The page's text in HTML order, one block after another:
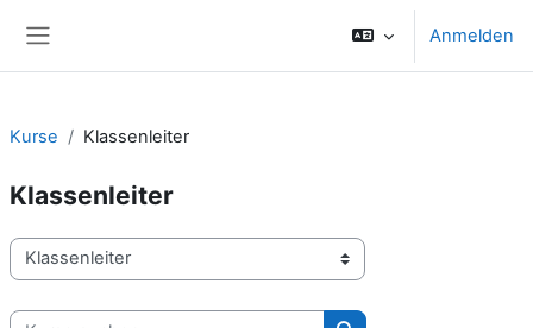
Anmelden
Kurse Klassenleiter
Klassenleiter
Kursbereiche
Kurse suchen